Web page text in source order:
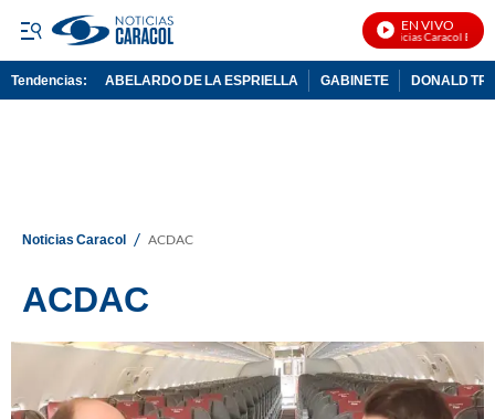
EN VIVO
Noticias Caracol En Vivo
Tendencias: ABELARDO DE LA ESPRIELLA GABINETE DONALD
Noticias Caracol / ACDAC
ACDAC